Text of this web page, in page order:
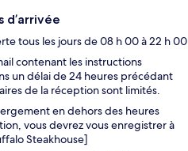
d’arrivée
tous les jours de 08 h 00 à 22 h 00
contenant les instructions
un délai de 24 heures précédant
de la réception sont limités.
en dehors des heures
vous devrez vous enregistrer à
Steakhouse]